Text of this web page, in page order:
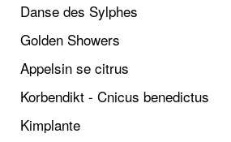
Danse des Sylphes
Golden Showers
Appelsin se citrus
Korbendikt - Cnicus benedictus
Kimplante